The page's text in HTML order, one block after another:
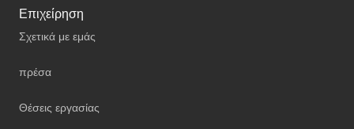
Επιχείρηση
Σχετικά με εμάς
πρέσα
Θέσεις εργασίας